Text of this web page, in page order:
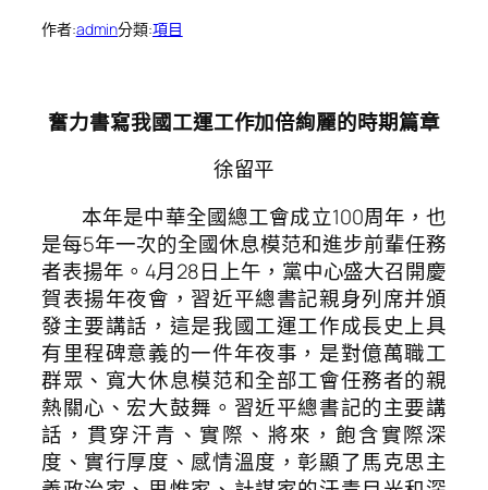
作者:admin分類:項目
奮力書寫我國工運工作加倍絢麗的時期篇章
徐留平
本年是中華全國總工會成立100周年，也
是每5年一次的全國休息模范和進步前輩任務
者表揚年。4月28日上午，黨中心盛大召開慶
賀表揚年夜會，習近平總書記親身列席并頒
發主要講話，這是我國工運工作成長史上具
有里程碑意義的一件年夜事，是對億萬職工
群眾、寬大休息模范和全部工會任務者的親
熱關心、宏大鼓舞。習近平總書記的主要講
話，貫穿汗青、實際、將來，飽含實際深
度、實行厚度、感情溫度，彰顯了馬克思主